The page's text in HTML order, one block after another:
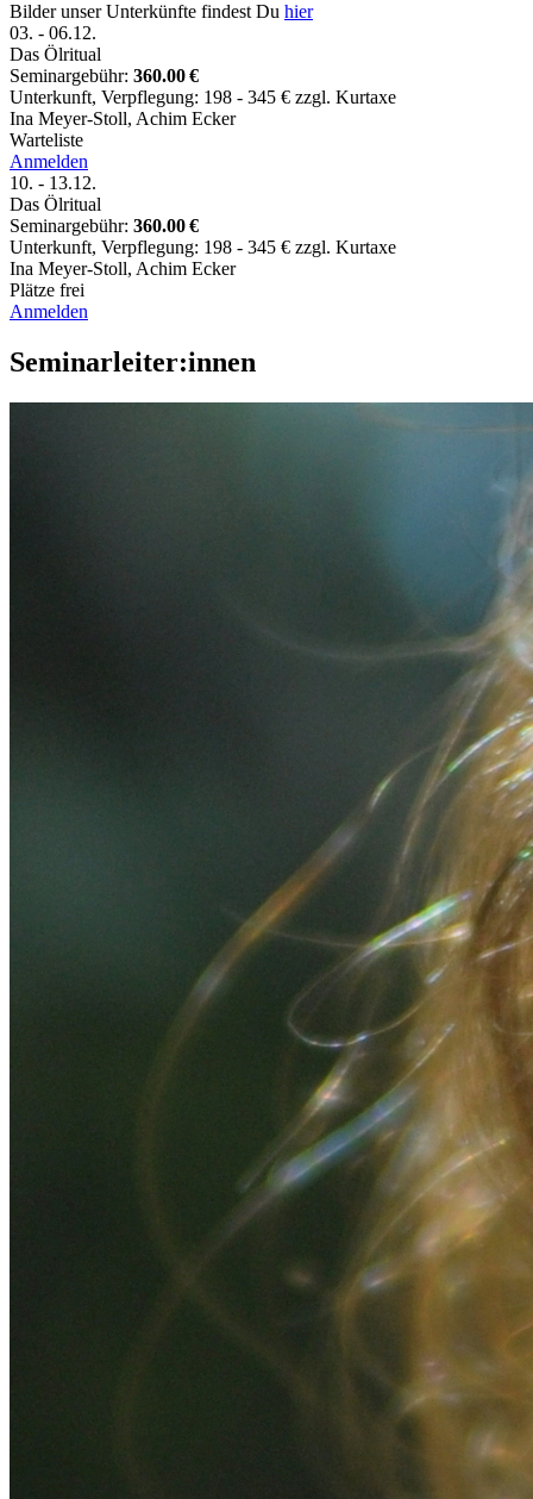
Bilder unser Unterkünfte findest Du hier
03. - 06.12.
Das Ölritual
Seminargebühr: 360.00 €
Unterkunft, Verpflegung: 198 - 345 € zzgl. Kurtaxe
Ina Meyer-Stoll, Achim Ecker
Warteliste
Anmelden
10. - 13.12.
Das Ölritual
Seminargebühr: 360.00 €
Unterkunft, Verpflegung: 198 - 345 € zzgl. Kurtaxe
Ina Meyer-Stoll, Achim Ecker
Plätze frei
Anmelden
Seminarleiter:innen